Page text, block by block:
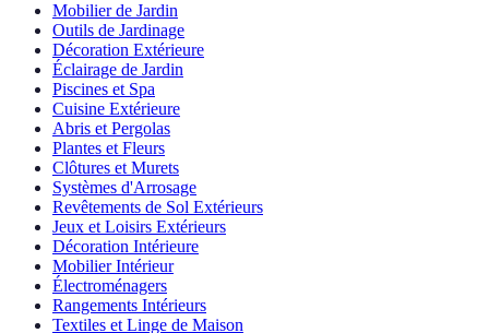
Mobilier de Jardin
Outils de Jardinage
Décoration Extérieure
Éclairage de Jardin
Piscines et Spa
Cuisine Extérieure
Abris et Pergolas
Plantes et Fleurs
Clôtures et Murets
Systèmes d'Arrosage
Revêtements de Sol Extérieurs
Jeux et Loisirs Extérieurs
Décoration Intérieure
Mobilier Intérieur
Électroménagers
Rangements Intérieurs
Textiles et Linge de Maison